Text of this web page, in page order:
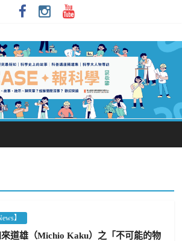
】
來道雄（Michio Kaku）之「不可能的物